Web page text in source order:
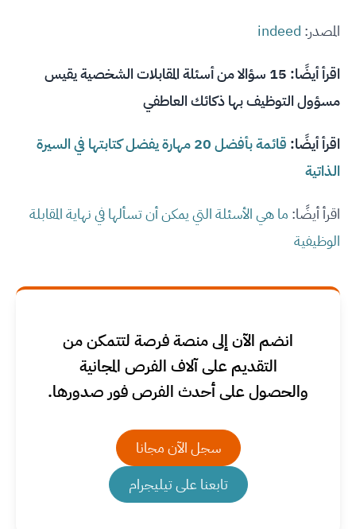
المصدر: indeed
اقرأ أيضًا:
15 سؤالا من أسئلة المقابلات الشخصية يقيس
مسؤول التوظيف بها ذكائك العاطفي
اقرأ أيضًا:
قائمة بأفضل 20 مهارة يفضل كتابتها في السيرة
الذاتية
اقرأ أيضًا: ما هي الأسئلة التي يمكن أن تسألها في نهاية المقابلة
الوظيفية
انضم الآن إلى منصة فرصة لتتمكن من
التقديم على آلاف الفرص المجانية
والحصول على أحدث الفرص فور صدورها.
سجل الآن مجانا
تابعنا على تيليجرام